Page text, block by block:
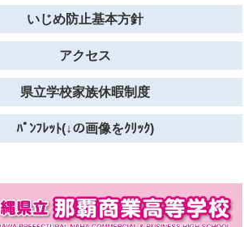
いじめ防止基本方針
アクセス
県立学校家族休暇制度
ﾊﾟﾝﾌﾚｯﾄ(↓の画像をｸﾘｯｸ)